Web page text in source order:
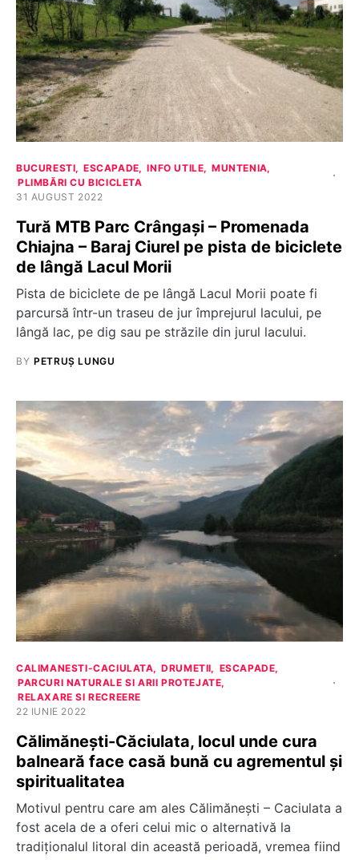
BUCURESTI ESCAPADE INFO UTILE
MUNTENIA
PLIMBĂRI CU BICICLETA
31 AUGUST 2022
Tură MTB Parc Crângași – Promenada
Chiajna – Baraj Ciurel pe pista de biciclete
de lângă Lacul Morii
Pista de biciclete de pe lângă Lacul Morii poate fi
parcursă într-un traseu de jur împrejurul lacului, pe
lângă lac, pe dig sau pe străzile din jurul lacului.
BY PETRUȘ LUNGU
CALIMANESTI-CACIULATA DRUMETII
ESCAPADE
PARCURI NATURALE SI ARII PROTEJATE
RELAXARE SI RECREERE
22 IUNIE 2022
Călimănești-Căciulata, locul unde cura
balneară face casă bună cu agrementul și
spiritualitatea
Motivul pentru care am ales Călimănești – Caciulata a
fost acela de a oferi celui mic o alternativă la
tradiționalul litoral din această perioadă, vremea fiind